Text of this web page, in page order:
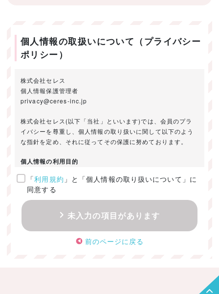
個人情報の取扱いについて（プライバシー
ポリシー）
株式会社セレス
個人情報保護管理者
privacy@ceres-inc.jp
株式会社セレス(以下「当社」といいます)では、会員のプラ
イバシーを尊重し、個人情報の取り扱いに関して以下のよう
な指針を定め、それに従ってその保護に努めております。
個人情報の利用目的
ご提供いただきました個人情報は、以下のためにのみ利用い
たします。
・お問い合わせに対する回答及び資料送付のご連絡
・当社のお客様向けサービスの提供
・本人確認
・サービスの開発・改善のための分析
「利用規約 」と「個人情報の取り扱いについて」に
同意する
未入力の項目があります
前のページに戻る